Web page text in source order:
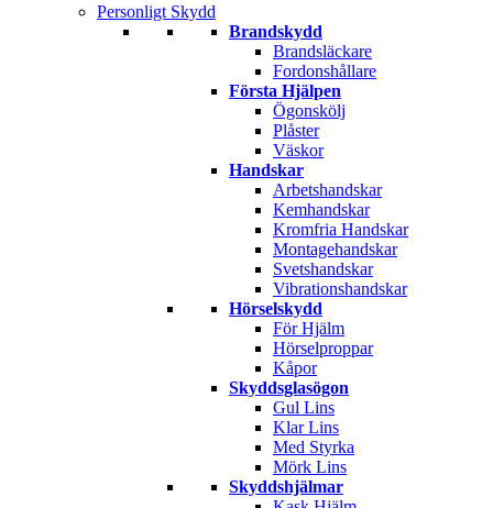
Personligt Skydd
Brandskydd
Brandsläckare
Fordonshållare
Första Hjälpen
Ögonskölj
Plåster
Väskor
Handskar
Arbetshandskar
Kemhandskar
Kromfria Handskar
Montagehandskar
Svetshandskar
Vibrationshandskar
Hörselskydd
För Hjälm
Hörselproppar
Kåpor
Skyddsglasögon
Gul Lins
Klar Lins
Med Styrka
Mörk Lins
Skyddshjälmar